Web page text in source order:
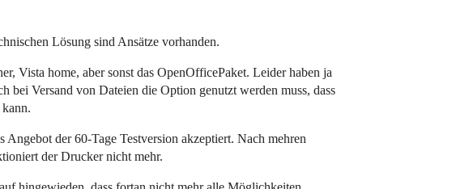
Lösung sind Ansätze vorhanden.
Vista home, aber sonst das OpenOfficePaket. Leider haben ja
bei Versand von Dateien die Option genutzt werden muss, dass
der 60-Tage Testversion akzeptiert. Nach mehren
der Drucker nicht mehr.